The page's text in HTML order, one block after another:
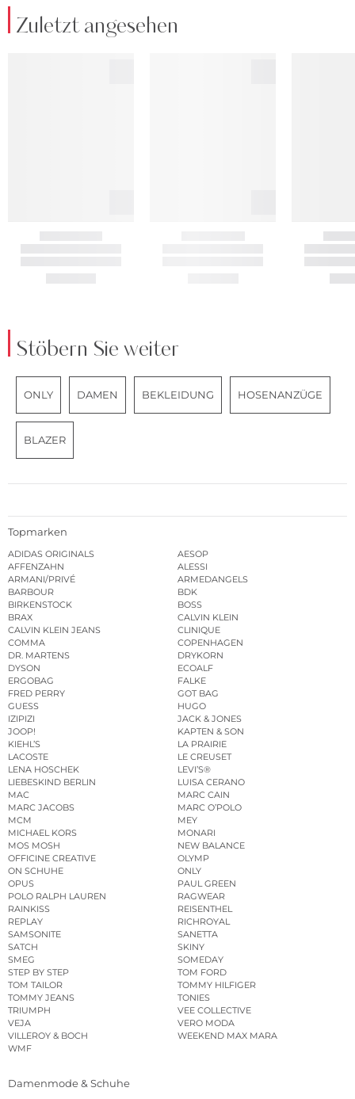
Zuletzt angesehen
Stöbern Sie weiter
ONLY DAMEN BEKLEIDUNG HOSENANZÜGE
BLAZER
Topmarken
ADIDAS ORIGINALS
AESOP
AFFENZAHN
ALESSI
ARMANI/PRIVÉ
ARMEDANGELS
BARBOUR
BDK
BIRKENSTOCK
BOSS
BRAX
CALVIN KLEIN
CALVIN KLEIN JEANS
CLINIQUE
COMMA
COPENHAGEN
DR. MARTENS
DRYKORN
DYSON
ECOALF
ERGOBAG
FALKE
FRED PERRY
GOT BAG
GUESS
HUGO
IZIPIZI
JACK & JONES
JOOP!
KAPTEN & SON
KIEHL’S
LA PRAIRIE
LACOSTE
LE CREUSET
LENA HOSCHEK
LEVI’S®
LIEBESKIND BERLIN
LUISA CERANO
MAC
MARC CAIN
MARC JACOBS
MARC O’POLO
MCM
MEY
MICHAEL KORS
MONARI
MOS MOSH
NEW BALANCE
OFFICINE CREATIVE
OLYMP
ON SCHUHE
ONLY
OPUS
PAUL GREEN
POLO RALPH LAUREN
RAGWEAR
RAINKISS
REISENTHEL
REPLAY
RICHROYAL
SAMSONITE
SANETTA
SATCH
SKINY
SMEG
SOMEDAY
STEP BY STEP
TOM FORD
TOM TAILOR
TOMMY HILFIGER
TOMMY JEANS
TONIES
TRIUMPH
VEE COLLECTIVE
VEJA
VERO MODA
VILLEROY & BOCH
WEEKEND MAX MARA
WMF
Damenmode & Schuhe